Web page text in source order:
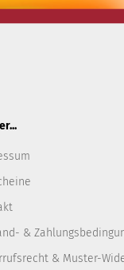
&
& Muster-